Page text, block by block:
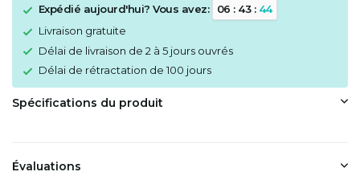
Expédié aujourd'hui? Vous avez: 06 : 43: 44
Livraison gratuite
Délai de livraison de 2 à 5 jours ouvrés
Délai de rétractation de 100 jours
Spécifications du produit
Évaluations